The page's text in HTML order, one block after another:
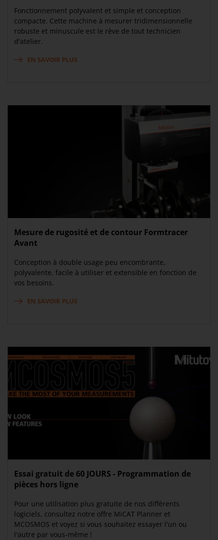
Fonctionnement polyvalent et simple et conception
compacte. Cette machine à mesurer tridimensionnelle
robuste et minuscule est le rêve de tout technicien
d'atelier.
EN SAVOIR PLUS
Mesure de rugosité et de contour Formtracer
Avant
Conception à double usage peu encombrante,
polyvalente, facile à utiliser et extensible en fonction de
vos besoins.
EN SAVOIR PLUS
Essai gratuit de 60 JOURS - Programmation de
pièces hors ligne
Pour une utilisation plus gratuite de nos différents
logiciels, consultez notre offre MiCAT Planner et
MCOSMOS et voyez si vous souhaitez essayer l'un ou
l'autre par vous-même !